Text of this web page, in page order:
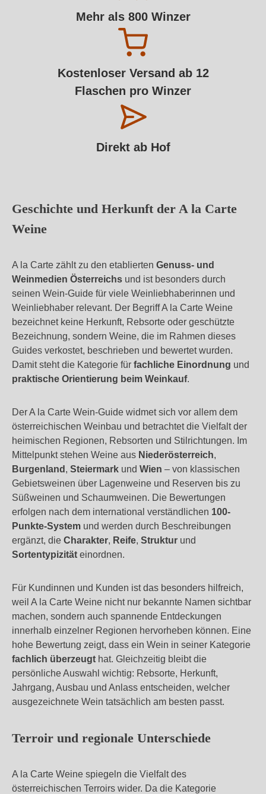
Mehr als 800 Winzer
Kostenloser Versand ab 12
Flaschen pro Winzer
Direkt ab Hof
Geschichte und Herkunft der A la Carte
Weine
A la Carte zählt zu den etablierten Genuss- und
Weinmedien Österreichs und ist besonders durch
seinen Wein-Guide für viele Weinliebhaberinnen und
Weinliebhaber relevant. Der Begriff A la Carte Weine
bezeichnet keine Herkunft, Rebsorte oder geschützte
Bezeichnung, sondern Weine, die im Rahmen dieses
Guides verkostet, beschrieben und bewertet wurden.
Damit steht die Kategorie für fachliche Einordnung und
praktische Orientierung beim Weinkauf.
Der A la Carte Wein-Guide widmet sich vor allem dem
österreichischen Weinbau und betrachtet die Vielfalt der
heimischen Regionen, Rebsorten und Stilrichtungen. Im
Mittelpunkt stehen Weine aus Niederösterreich,
Burgenland , Steiermark und Wien – von klassischen
Gebietsweinen über Lagenweine und Reserven bis zu
Süßweinen und Schaumweinen. Die Bewertungen
erfolgen nach dem international verständlichen 100-
Punkte-System und werden durch Beschreibungen
ergänzt, die Charakter, Reife, Struktur und
Sortentypizität einordnen.
Für Kundinnen und Kunden ist das besonders hilfreich,
weil A la Carte Weine nicht nur bekannte Namen sichtbar
machen, sondern auch spannende Entdeckungen
innerhalb einzelner Regionen hervorheben können. Eine
hohe Bewertung zeigt, dass ein Wein in seiner Kategorie
fachlich überzeugt hat. Gleichzeitig bleibt die
persönliche Auswahl wichtig: Rebsorte, Herkunft,
Jahrgang, Ausbau und Anlass entscheiden, welcher
ausgezeichnete Wein tatsächlich am besten passt.
Terroir und regionale Unterschiede
A la Carte Weine spiegeln die Vielfalt des
österreichischen Terroirs wider. Da die Kategorie